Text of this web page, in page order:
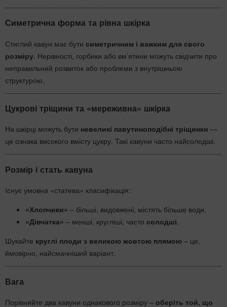
Симетрична форма та рівна шкірка
Стиглий кавун має бути симетричним і важким для свого
розміру . Нерівності, горбики або вм’ятини можуть свідчити про
неправильний розвиток або проблеми з внутрішньою
структурою.
Цукрові тріщини та «мереживна» шкірка
На шкірці можуть бути невеликі павутиноподібні тріщинки —
це ознака високого вмісту цукру. Такі кавуни часто найсолодші.
Розмір і стать кавуна
Існує умовна «статева» класифікація:
«Хлопчики» – більші, видовжені, містять більше води.
«Дівчатка» – менші, кругліші, часто солодші.
Шукайте круглі плоди з великою жовтою плямою – це,
ймовірно, найсмачніший варіант.
Вага
Порівняйте два кавуни однакового розміру – оберіть той, що